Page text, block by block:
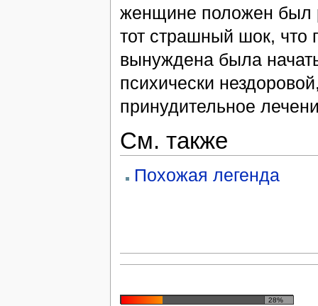
женщине положен был
тот страшный шок, что
вынуждена была
психически
принудительное
См. также
Похожая легенда
28%